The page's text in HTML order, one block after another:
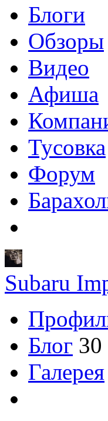
Блоги
Обзоры
Видео
Афиша
Тусовка
Форум
Subaru
Блог 30
Галерея